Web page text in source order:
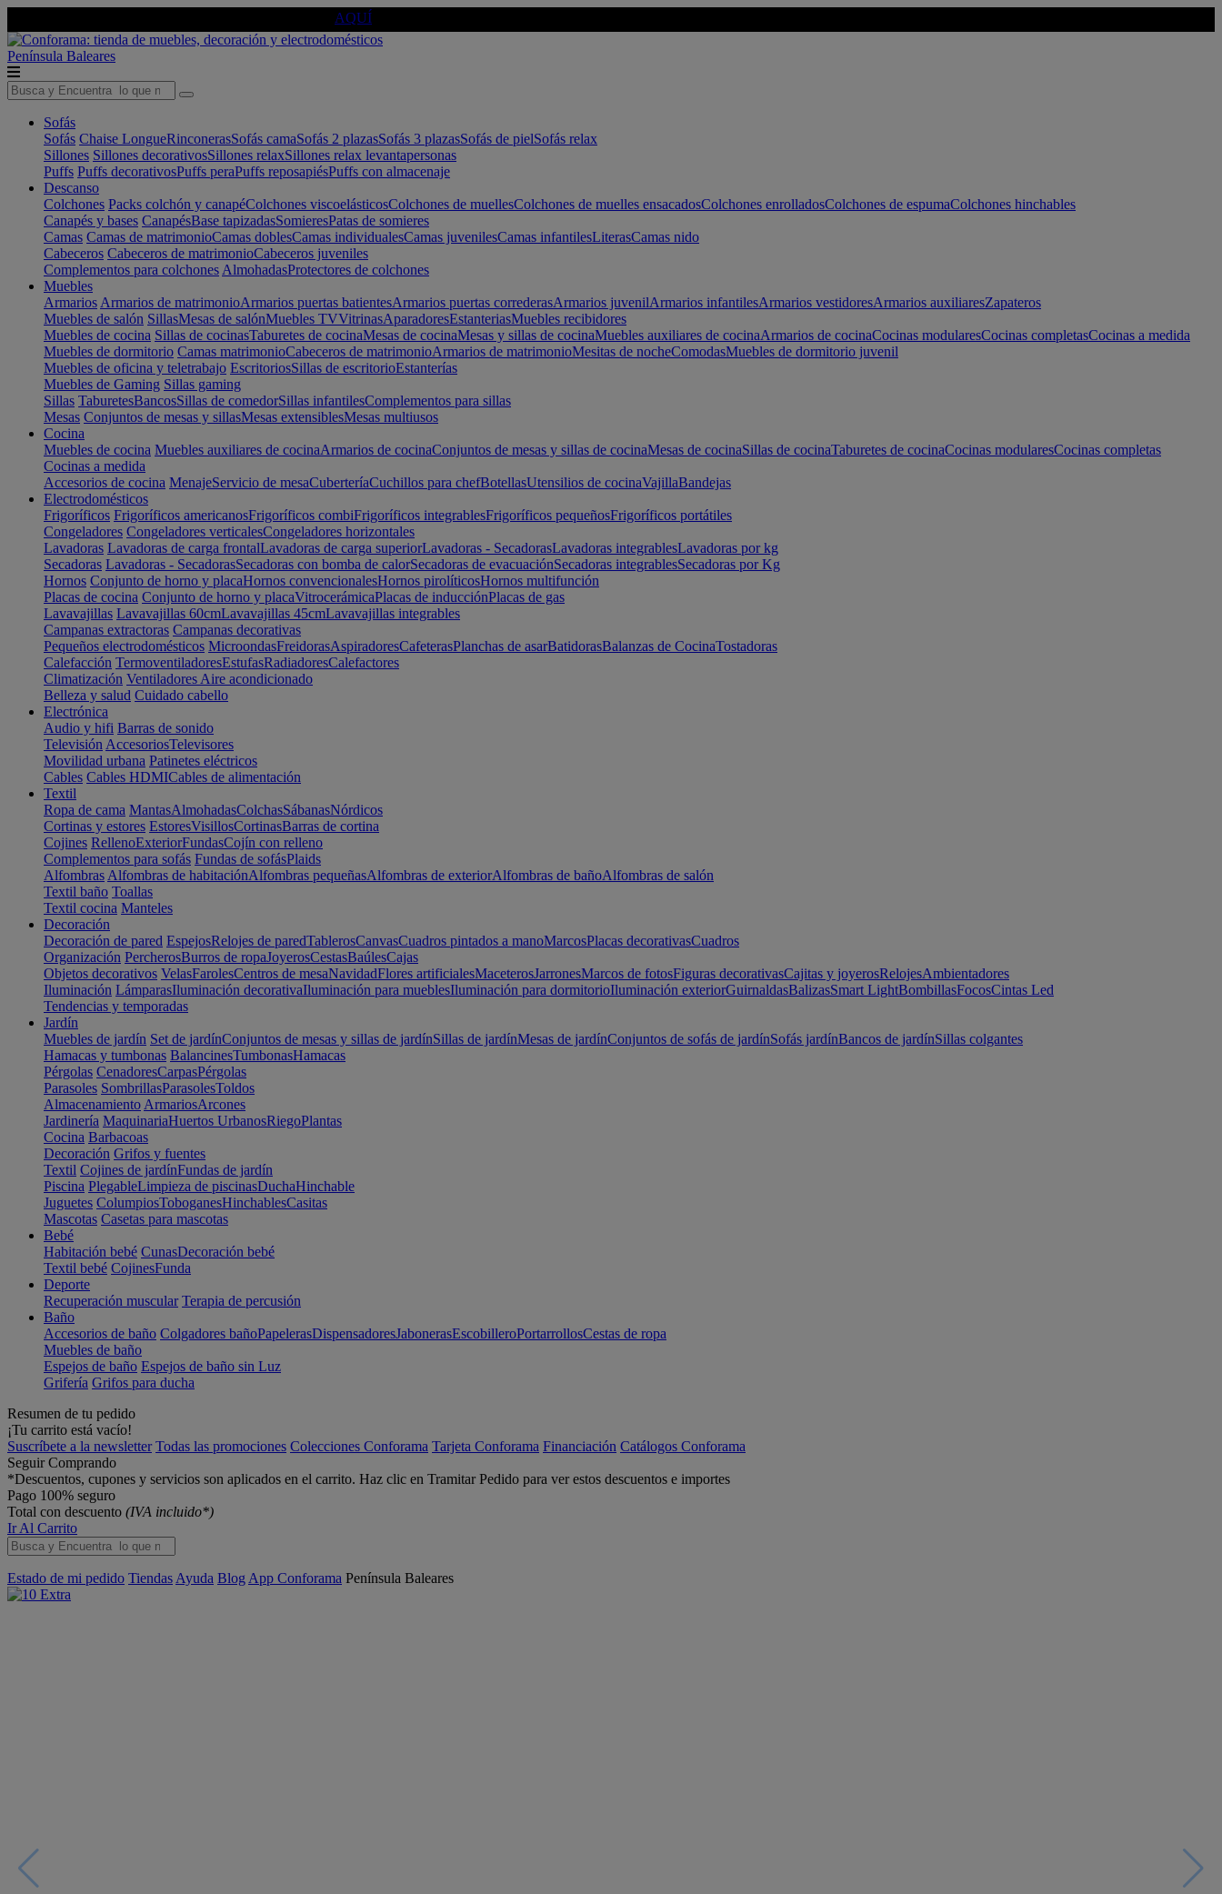
AQUÍ
Península Baleares
Sofás
Sofás Chaise LongueRinconerasSofás camaSofás 2 plazasSofás 3 plazasSofás de pielSofás relax
Sillones Sillones decorativosSillones relaxSillones relax levantapersonas
Puffs Puffs decorativosPuffs peraPuffs reposapiésPuffs con almacenaje
Descanso
Colchones Packs colchón y canapéColchones viscoelásticosColchones de muellesColchones de muelles ensacadosColchones enrolladosColchones de espumaColchones hinchables
Canapés y bases CanapésBase tapizadasSomieresPatas de somieres
Camas Camas de matrimonioCamas doblesCamas individualesCamas juvenilesCamas infantilesLiterasCamas nido
Cabeceros Cabeceros de matrimonioCabeceros juveniles
Complementos para colchones AlmohadasProtectores de colchones
Muebles
Armarios Armarios de matrimonioArmarios puertas batientesArmarios puertas correderasArmarios juvenilArmarios infantilesArmarios vestidoresArmarios auxiliaresZapateros
Muebles de salón SillasMesas de salónMuebles TVVitrinasAparadoresEstanteriasMuebles recibidores
Muebles de cocina Sillas de cocinasTaburetes de cocinaMesas de cocinaMesas y sillas de cocinaMuebles auxiliares de cocinaArmarios de cocinaCocinas modularesCocinas completasCocinas a medida
Muebles de dormitorio Camas matrimonioCabeceros de matrimonioArmarios de matrimonioMesitas de nocheComodasMuebles de dormitorio juvenil
Muebles de oficina y teletrabajo EscritoriosSillas de escritorioEstanterías
Muebles de Gaming Sillas gaming
Sillas TaburetesBancosSillas de comedorSillas infantilesComplementos para sillas
Mesas Conjuntos de mesas y sillasMesas extensiblesMesas multiusos
Cocina
Muebles de cocina Muebles auxiliares de cocinaArmarios de cocinaConjuntos de mesas y sillas de cocinaMesas de cocinaSillas de cocinaTaburetes de cocinaCocinas modularesCocinas completas
Cocinas a medida
Accesorios de cocina MenajeServicio de mesaCuberteríaCuchillos para chefBotellasUtensilios de cocinaVajillaBandejas
Electrodomésticos
Frigoríficos Frigoríficos americanosFrigoríficos combiFrigoríficos integrablesFrigoríficos pequeñosFrigoríficos portátiles
Congeladores Congeladores verticalesCongeladores horizontales
Lavadoras Lavadoras de carga frontalLavadoras de carga superiorLavadoras - SecadorasLavadoras integrablesLavadoras por kg
Secadoras Lavadoras - SecadorasSecadoras con bomba de calorSecadoras de evacuaciónSecadoras integrablesSecadoras por Kg
Hornos Conjunto de horno y placaHornos convencionalesHornos pirolíticosHornos multifunción
Placas de cocina Conjunto de horno y placaVitrocerámicaPlacas de inducciónPlacas de gas
Lavavajillas Lavavajillas 60cmLavavajillas 45cmLavavajillas integrables
Campanas extractoras Campanas decorativas
Pequeños electrodomésticos MicroondasFreidorasAspiradoresCafeterasPlanchas de asarBatidorasBalanzas de CocinaTostadoras
Calefacción TermoventiladoresEstufasRadiadoresCalefactores
Climatización Ventiladores Aire acondicionado
Belleza y salud Cuidado cabello
Electrónica
Audio y hifi Barras de sonido
Televisión AccesoriosTelevisores
Movilidad urbana Patinetes eléctricos
Cables Cables HDMICables de alimentación
Textil
Ropa de cama MantasAlmohadasColchasSábanasNórdicos
Cortinas y estores EstoresVisillosCortinasBarras de cortina
Cojines RellenoExteriorFundasCojín con relleno
Complementos para sofás Fundas de sofásPlaids
Alfombras Alfombras de habitaciónAlfombras pequeñasAlfombras de exteriorAlfombras de bañoAlfombras de salón
Textil baño Toallas
Textil cocina Manteles
Decoración
Decoración de pared EspejosRelojes de paredTablerosCanvasCuadros pintados a manoMarcosPlacas decorativasCuadros
Organización PercherosBurros de ropaJoyerosCestasBaúlesCajas
Objetos decorativos VelasFarolesCentros de mesaNavidadFlores artificialesMaceterosJarronesMarcos de fotosFiguras decorativasCajitas y joyerosRelojesAmbientadores
Iluminación LámparasIluminación decorativaIluminación para mueblesIluminación para dormitorioIluminación exteriorGuirnaldasBalizasSmart LightBombillasFocosCintas Led
Tendencias y temporadas
Jardín
Muebles de jardín Set de jardínConjuntos de mesas y sillas de jardínSillas de jardínMesas de jardínConjuntos de sofás de jardínSofás jardínBancos de jardínSillas colgantes
Hamacas y tumbonas BalancinesTumbonasHamacas
Pérgolas CenadoresCarpasPérgolas
Parasoles SombrillasParasolesToldos
Almacenamiento ArmariosArcones
Jardinería MaquinariaHuertos UrbanosRiegoPlantas
Cocina Barbacoas
Decoración Grifos y fuentes
Textil Cojines de jardínFundas de jardín
Piscina PlegableLimpieza de piscinasDuchaHinchable
Juguetes ColumpiosToboganesHinchablesCasitas
Mascotas Casetas para mascotas
Bebé
Habitación bebé CunasDecoración bebé
Textil bebé CojinesFunda
Deporte
Recuperación muscular Terapia de percusión
Baño
Accesorios de baño Colgadores bañoPapelerasDispensadoresJabonerasEscobilleroPortarrollosCestas de ropa
Muebles de baño
Espejos de baño Espejos de baño sin Luz
Grifería Grifos para ducha
Resumen de tu pedido
¡Tu carrito está vacío!
Suscríbete a la newsletter Todas las promociones Colecciones Conforama Tarjeta Conforama Financiación Catálogos Conforama
Seguir Comprando
*Descuentos, cupones y servicios son aplicados en el carrito. Haz clic en Tramitar Pedido para ver estos descuentos e importes
Pago 100% seguro
Total con descuento (IVA incluido*)
Ir Al Carrito
Estado de mi pedido Tiendas Ayuda Blog App Conforama Península Baleares